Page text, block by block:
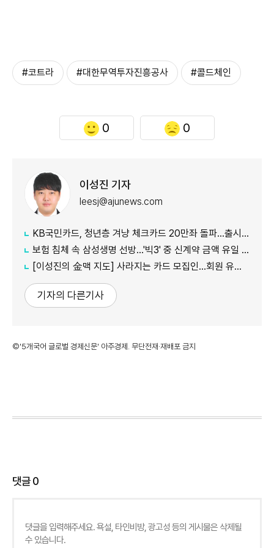
#코트라 #대한무역투자진흥공사 #콜드체인
0 0
이성진 기자
leesj@ajunews.com
KB국민카드, 청년층 겨냥 체크카드 20만좌 돌파…출시 8개월만
보험 침체 속 삼성생명 선방…'빅3' 중 신계약 금액 유일 증가
[이성진의 金맥 지도] 사라지는 카드 모집인…회원 유치도 '디지털 전환'
기자의 다른기사
©'5개국어 글로벌 경제신문' 아주경제. 무단전재·재배포 금지
댓글0